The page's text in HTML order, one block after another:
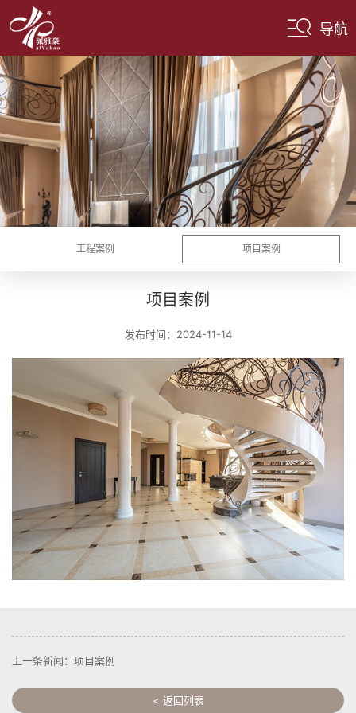
导航
工程案例 项目案例
项目案例
发布时间：2024-11-14
上一条新闻：项目案例
< 返回列表